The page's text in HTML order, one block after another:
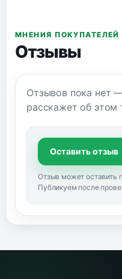
МНЕНИЯ ПОКУПАТЕЛЕЙ
Отзывы
Отзывов пока нет
расскажет об этом
Оставить отзыв
Отзыв может оставить
Публикуем после